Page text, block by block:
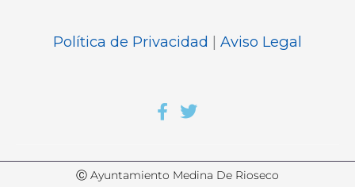
Política de Privacidad | Aviso Legal
Ⓒ Ayuntamiento Medina De Rioseco